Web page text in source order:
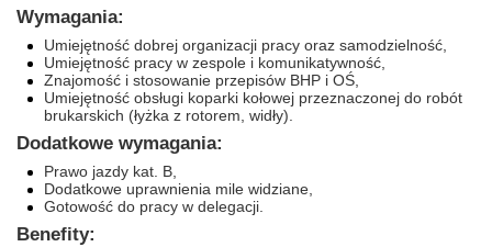
Wymagania:
Umiejętność dobrej organizacji pracy oraz samodzielność,
Umiejętność pracy w zespole i komunikatywność,
Znajomość i stosowanie przepisów BHP i OŚ,
Umiejętność obsługi koparki kołowej przeznaczonej do robót
brukarskich (łyżka z rotorem, widły).
Dodatkowe wymagania:
Prawo jazdy kat. B,
Dodatkowe uprawnienia mile widziane,
Gotowość do pracy w delegacji.
Benefity: